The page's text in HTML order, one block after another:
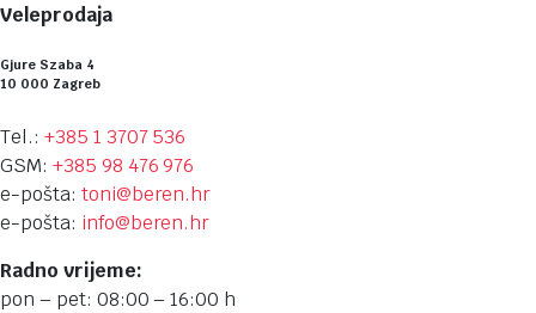
Veleprodaja
Gjure Szaba 4
10 000 Zagreb
Tel.: +385 1 3707 536
GSM: +385 98 476 976
e-pošta: toni@beren.hr
e-pošta: info@beren.hr
Radno vrijeme:
pon – pet: 08:00 – 16:00 h